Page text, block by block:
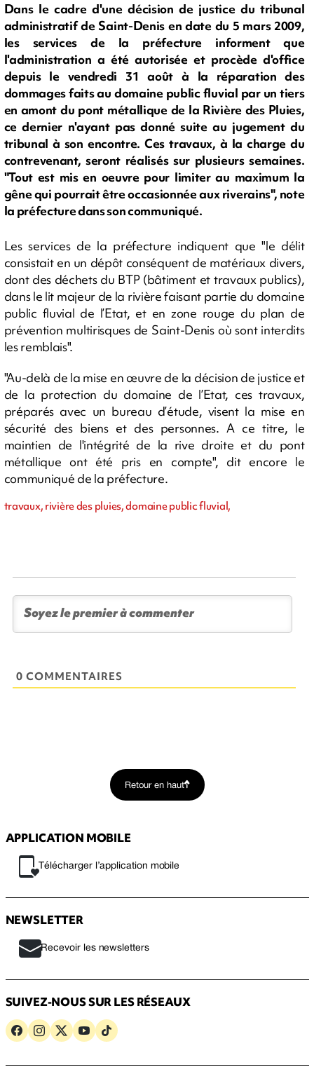
Dans le cadre d'une décision de justice du tribunal
administratif de Saint-Denis en date du 5 mars 2009,
les services de la préfecture informent que
l'administration a été autorisée et procède d'office
depuis le vendredi 31 août à la réparation des
dommages faits au domaine public fluvial par un tiers
en amont du pont métallique de la Rivière des Pluies,
ce dernier n'ayant pas donné suite au jugement du
tribunal à son encontre. Ces travaux, à la charge du
contrevenant, seront réalisés sur plusieurs semaines.
"Tout est mis en oeuvre pour limiter au maximum la
gêne qui pourrait être occasionnée aux riverains", note
la préfecture dans son communiqué.
Les services de la préfecture indiquent que "le délit
consistait en un dépôt conséquent de matériaux divers,
dont des déchets du BTP (bâtiment et travaux publics),
dans le lit majeur de la rivière faisant partie du domaine
public fluvial de l’Etat, et en zone rouge du plan de
prévention multirisques de Saint-Denis où sont interdits
les remblais".
"Au-delà de la mise en œuvre de la décision de justice et
de la protection du domaine de l’Etat, ces travaux,
préparés avec un bureau d’étude, visent la mise en
sécurité des biens et des personnes. A ce titre, le
maintien de l'intégrité de la rive droite et du pont
métallique ont été pris en compte", dit encore le
communiqué de la préfecture.
travaux, rivière des pluies, domaine public fluvial,
0 COMMENTAIRES
Retour en haut
APPLICATION MOBILE
Télécharger l’application mobile
NEWSLETTER
Recevoir les newsletters
SUIVEZ-NOUS SUR LES RÉSEAUX